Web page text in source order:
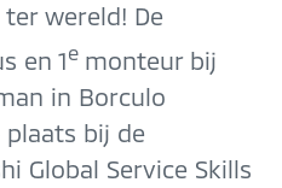
wereld! De
en 1e monteur bij
in Borculo
bij de
Global Service Skills